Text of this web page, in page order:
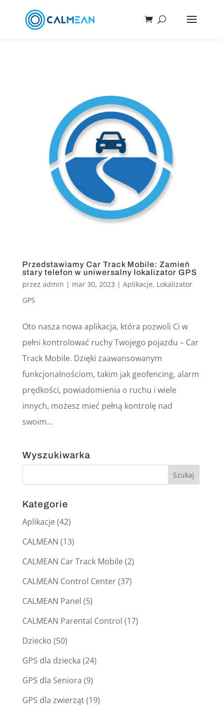
Przedstawiamy Car Track Mobile: Zamień
stary telefon w uniwersalny lokalizator GPS
przez admin | mar 30, 2023 | Aplikacje, Lokalizator
GPS
Oto nasza nowa aplikacja, która pozwoli Ci w
pełni kontrolować ruchy Twojego pojazdu – Car
Track Mobile. Dzięki zaawansowanym
funkcjonalnościom, takim jak geofencing, alarm
prędkości, powiadomienia o ruchu i wiele
innych, możesz mieć pełną kontrolę nad
swoim...
Wyszukiwarka
Kategorie
Aplikacje(42)
CALMEAN (13)
CALMEAN Car Track Mobile(2)
CALMEAN Control Center(37)
CALMEAN Panel (5)
CALMEAN Parental Control (17)
Dziecko (50)
GPS dla dziecka (24)
GPS dla Seniora (9)
GPS dla zwierząt(19)